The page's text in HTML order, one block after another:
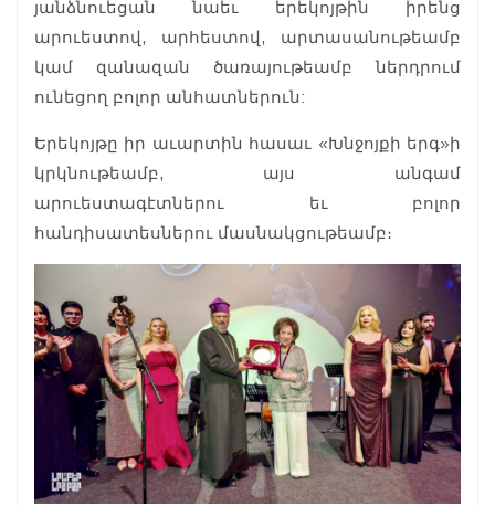
յանձնուեցան նաեւ երեկոյթին իրենց
արուեստով, արհեստով, արտասանութեամբ
կամ զանազան ծառայութեամբ ներդրում
ունեցող բոլոր անհատներուն:
Երեկոյթը իր աւարտին հասաւ «Խնջոյքի երգ»ի
կրկնութեամբ, այս անգամ
արուեստագէտներու եւ բոլոր
հանդիսատեսներու մասնակցութեամբ։